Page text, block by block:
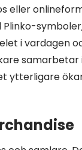
eller
i vardagen
samarbetar
ytterligare